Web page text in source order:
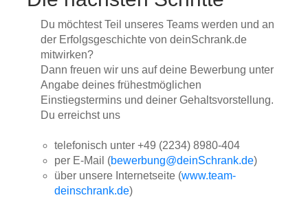
Du möchtest Teil unseres Teams werden und an
der Erfolgsgeschichte von deinSchrank.de
mitwirken?
Dann freuen wir uns auf deine Bewerbung unter
Angabe deines frühestmöglichen
Einstiegstermins und deiner Gehaltsvorstellung.
Du erreichst uns
telefonisch unter +49 (2234) 8980-404
per E-Mail (bewerbung@deinSchrank.de)
über unsere Internetseite (www.team-
deinschrank.de)